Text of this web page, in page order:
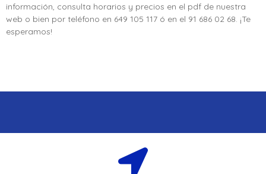
información, consulta horarios y precios en el pdf de nuestra
web o bien por teléfono en 649 105 117 ó en el 91 686 02 68. ¡Te
esperamos!